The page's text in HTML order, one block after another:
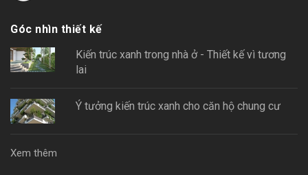
Góc nhìn thiết kế
Kiến trúc xanh trong nhà ở - Thiết kế vì tương
lai
Ý tưởng kiến trúc xanh cho căn hộ chung cư
Xem thêm